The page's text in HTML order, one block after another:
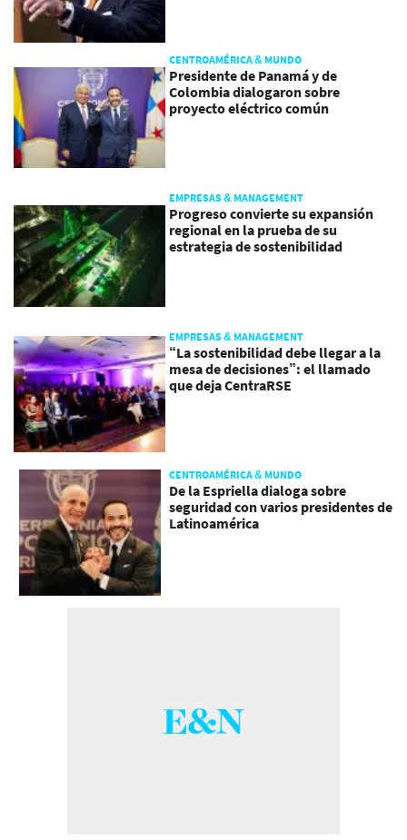
CENTROAMÉRICA & MUNDO
Presidente de Panamá y de
Colombia dialogaron sobre
proyecto eléctrico común
EMPRESAS & MANAGEMENT
Progreso convierte su expansión
regional en la prueba de su
estrategia de sostenibilidad
EMPRESAS & MANAGEMENT
“La sostenibilidad debe llegar a la
mesa de decisiones”: el llamado
que deja CentraRSE
CENTROAMÉRICA & MUNDO
De la Espriella dialoga sobre
seguridad con varios presidentes de
Latinoamérica